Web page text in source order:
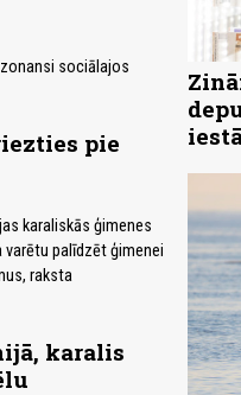
sociālajos
pie
karaliskās ģimenes
palīdzēt ģimenei
raksta
karalis